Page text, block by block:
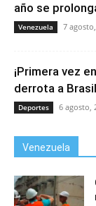
año se
Venezuela 7
¡Primera vez
derrota a
Deportes 6 agosto,
Venezuela